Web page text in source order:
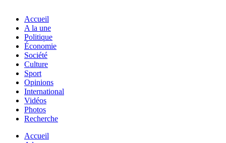
Accueil
A la une
Politique
Économie
Société
Culture
Sport
Opinions
International
Vidéos
Photos
Recherche
Accueil